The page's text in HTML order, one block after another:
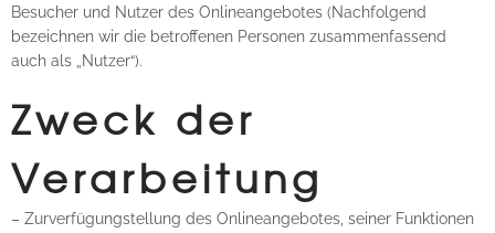
Besucher und Nutzer des Onlineangebotes (Nachfolgend
bezeichnen wir die betroffenen Personen zusammenfassend
auch als „Nutzer“).
Zweck der
Verarbeitung
– Zurverfügungstellung des Onlineangebotes, seiner Funktionen